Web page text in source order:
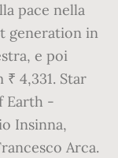
pace nella
generation in
e poi
4,331. Star
Earth -
Insinna,
Arca.